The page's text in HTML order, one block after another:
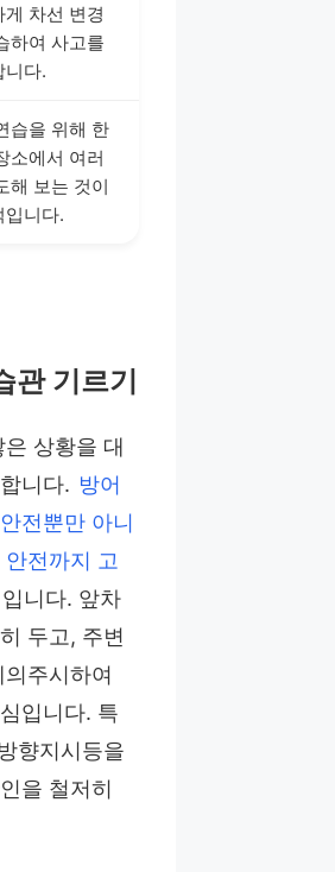
게 차선 변경
하여 사고를
니다.
습을 위해 한
소에서 여러
해 보는 것이
입니다.
관 기르기
상황을 대
니다. 방어
전뿐만 아니
전까지 고
입니다. 앞차
두고, 주변
주시하여
입니다. 특
향지시등을
을 철저히